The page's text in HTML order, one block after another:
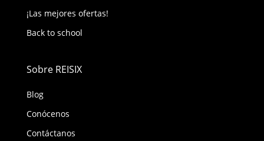
¡Las mejores ofertas!
Back to school
Sobre REISIX
Blog
Conócenos
Contáctanos